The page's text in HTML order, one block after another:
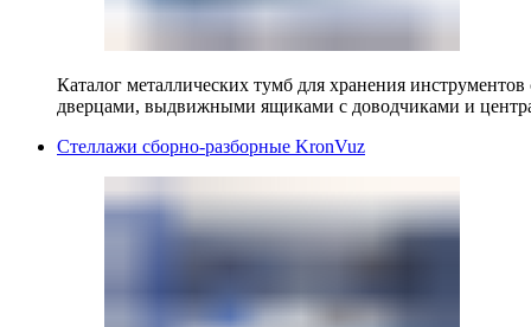
Каталог металлических тумб для хранения
дверцами, выдвижными ящиками с доводчиками и
Стеллажи сборно-разборные KronVuz